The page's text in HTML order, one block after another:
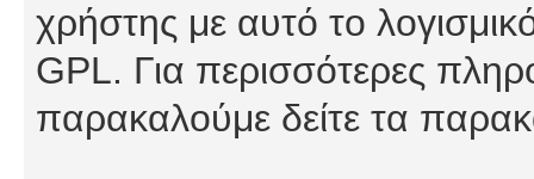
χρήστης με αυτό το
GPL. Για περισσότερες
παρακαλούμε δείτε τα